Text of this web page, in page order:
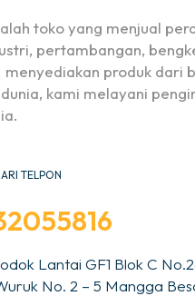
toko yang menjual
pertambangan,
menyediakan produk dari
kami melayani
TELPON
Lantai GF1 Blok C
No. 2 – 5 Mangga